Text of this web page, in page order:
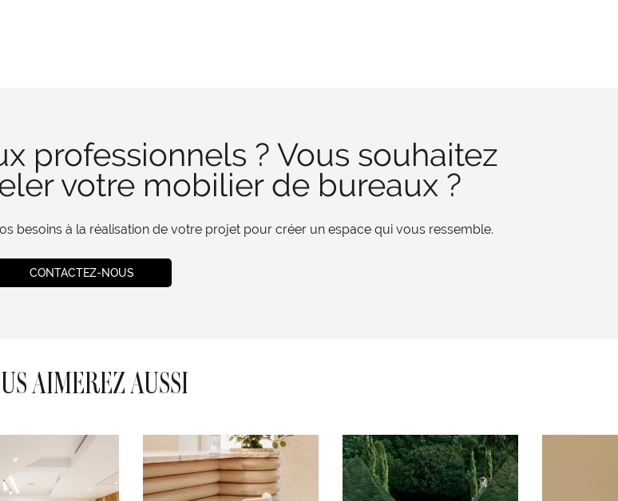
professionnels ? Vous souhaitez
votre mobilier de bureaux ?
besoins à la réalisation de votre projet pour créer un espace qui vous ressemble.
CONTACTEZ-NOUS
AIMEREZ AUSSI